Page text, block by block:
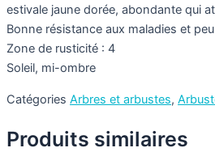
estivale jaune dorée, abondante qui
Bonne résistance aux maladies et peu
Zone de rusticité : 4
Soleil, mi-ombre
Catégories Arbres et arbustes,
Produits similaires